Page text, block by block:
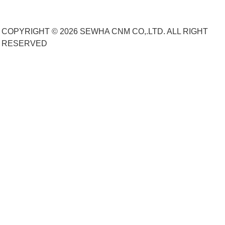
COPYRIGHT © 2026 SEWHA CNM CO,.LTD. ALL RIGHT
RESERVED